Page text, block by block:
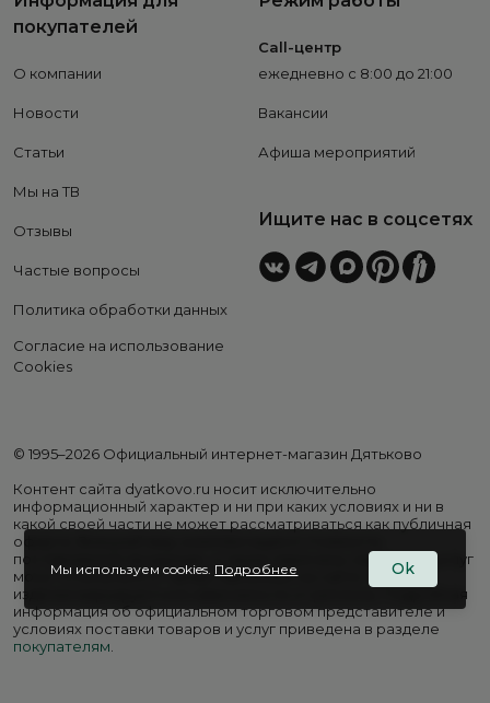
покупателей
О компании
Новости
Статьи
Мы на ТВ
Отзывы
Частые вопросы
Политика обработки данных
Согласие на использование
Cookies
Call-центр
ежедневно с 8:00 до 21:00
Вакансии
Афиша мероприятий
Ищите нас в соцсетях
© 1995–2026 Официальный интернет-магазин Дятьково
Контент сайта dyatkovo.ru носит исключительно
информационный характер и ни при каких условиях и ни в
какой своей части не может рассматриваться как публичная
оферта. Внешний вид, комплектация и стоимость
поставляемой продукции, а также перечень сервисных услуг
могут отличаться от представленных на сайте. Цены на
изделия варьируются в зависимости от региона. Подробная
информация об официальном торговом представителе и
условиях поставки товаров и услуг приведена в разделе
покупателям.
Мы используем cookies. Подробнее Ok